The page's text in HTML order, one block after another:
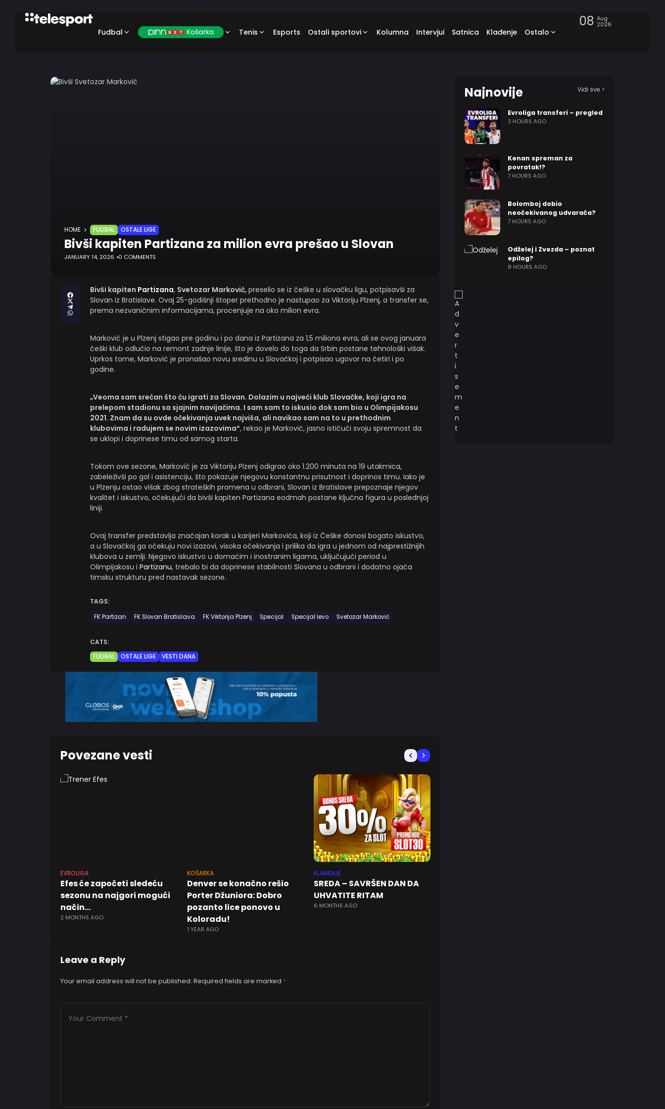
Fudbal Tenis Esports Ostali sportovi Kolumna Intervjui Satnica Klađenje Ostalo
08 Aug
2026
HOME FUDBAL OSTALE LIGE
Bivši kapiten Partizana za milion evra prešao u Slovan
JANUARY 14, 2026 0 COMMENTS
Bivši kapiten Partizana, Svetozar Marković, preselio se iz češke u slovačku ligu, potpisavši za
Slovan iz Bratislave. Ovaj 25-godišnji štoper prethodno je nastupao za Viktoriju Plzenj, a transfer se,
prema nezvaničnim informacijama, procenjuje na oko milion evra.
Marković je u Plzenj stigao pre godinu i po dana iz Partizana za 1,5 miliona evra, ali se ovog januara
češki klub odlučio na remont zadnje linije, što je dovelo do toga da Srbin postane tehnološki višak.
Uprkos tome, Marković je pronašao novu sredinu u Slovačkoj i potpisao ugovor na četiri i po
godine.
„Veoma sam srećan što ću igrati za Slovan. Dolazim u najveći klub Slovačke, koji igra na
prelepom stadionu sa sjajnim navijačima. I sam sam to iskusio dok sam bio u Olimpijakosu
2021. Znam da su ovde očekivanja uvek najviša, ali navikao sam na to u prethodnim
klubovima i radujem se novim izazovima“, rekao je Marković, jasno ističući svoju spremnost da
se uklopi i doprinese timu od samog starta.
Tokom ove sezone, Marković je za Viktoriju Plzenj odigrao oko 1.200 minuta na 19 utakmica,
zabeleživši po gol i asistenciju, što pokazuje njegovu konstantnu prisutnost i doprinos timu. Iako je
u Plzenju ostao višak zbog strateških promena u odbrani, Slovan iz Bratislave prepoznaje njegov
kvalitet i iskustvo, očekujući da bivši kapiten Partizana eodmah postane ključna figura u poslednjoj
liniji.
Ovaj transfer predstavlja značajan korak u karijeri Markovića, koji iz Češke donosi bogato iskustvo,
a u Slovačkoj ga očekuju novi izazovi, visoka očekivanja i prilika da igra u jednom od najprestižnijih
klubova u zemlji. Njegovo iskustvo u domaćim i inostranim ligama, uključujući period u
Olimpijakosu i Partizanu, trebalo bi da doprinese stabilnosti Slovana u odbrani i dodatno ojača
timsku strukturu pred nastavak sezone.
TAGS:
FK Partizan
FK Slovan Bratislava FK Viktorija Plzenj Specijal Specijal levo Svetozar Marković
CATS:
FUDBAL
OSTALE LIGE VESTI DANA
Povezane vesti
EVROLIGA
Efes će započeti sledeću
sezonu na najgori mogući
način…
2 MONTHS AGO
KOŠARKA
Denver se konačno rešio
Porter Džuniora: Dobro
pozanto lice ponovo u
Koloradu!
1 YEAR AGO
KLAĐENJE
SREDA – SAVRŠEN DAN DA
UHVATITE RITAM
6 MONTHS AGO
Leave a Reply
Your email address will not be published. Required fields are marked *
Najnovije Vidi sve >
Evroliga transferi – pregled
3 HOURS AGO
Kenan spreman za
povratak!?
7 HOURS AGO
Bolomboj dobio
neočekivanog udvarača?
7 HOURS AGO
Odželej i Zvezda – poznat
epilog?
8 HOURS AGO